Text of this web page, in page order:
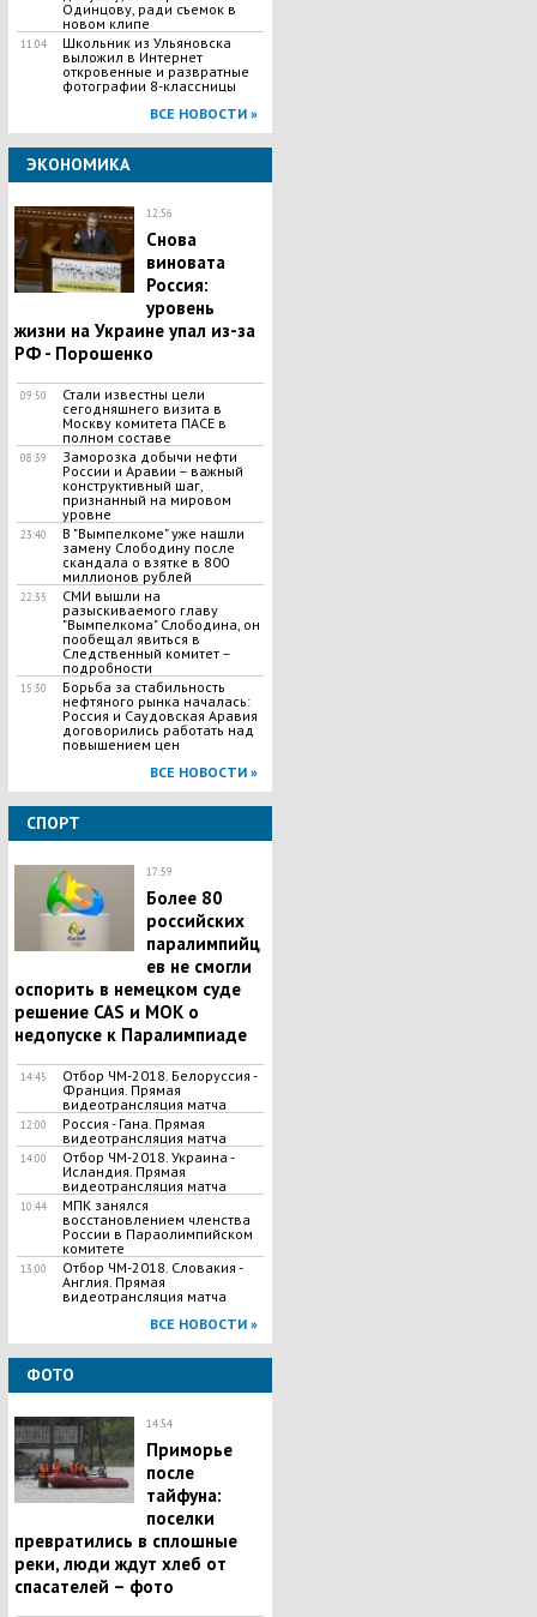
Одинцову, ради съемок в
новом клипе
11:04
Школьник из Ульяновска
выложил в Интернет
откровенные и развратные
фотографии 8-классницы
ВСЕ НОВОСТИ »
ЭКОНОМИКА
12:56
Снова
виновата
Россия:
уровень
жизни на Украине упал из-за
РФ - Порошенко
09:50
Стали известны цели
сегодняшнего визита в
Москву комитета ПАСЕ в
полном составе
08:39
Заморозка добычи нефти
России и Аравии – важный
конструктивный шаг,
признанный на мировом
уровне
23:40
В "Вымпелкоме" уже нашли
замену Слободину после
скандала о взятке в 800
миллионов рублей
22:35
СМИ вышли на
разыскиваемого главу
"Вымпелкома" Слободина, он
пообещал явиться в
Следственный комитет –
подробности
15:30
Борьба за стабильность
нефтяного рынка началась:
Россия и Саудовская Аравия
договорились работать над
повышением цен
ВСЕ НОВОСТИ »
СПОРТ
17:59
Более 80
российских
паралимпийц
ев не смогли
оспорить в немецком суде
решение CAS и МОК о
недопуске к Паралимпиаде
14:45
Отбор ЧМ-2018. Белоруссия -
Франция. Прямая
видеотрансляция матча
12:00
Россия - Гана. Прямая
видеотрансляция матча
14:00
Отбор ЧМ-2018. Украина -
Исландия. Прямая
видеотрансляция матча
10:44
МПК занялся
восстановлением членства
России в Параолимпийском
комитете
13:00
Отбор ЧМ-2018. Словакия -
Англия. Прямая
видеотрансляция матча
ВСЕ НОВОСТИ »
ФОТО
14:54
Приморье
после
тайфуна:
поселки
превратились в сплошные
реки, люди ждут хлеб от
спасателей – фото